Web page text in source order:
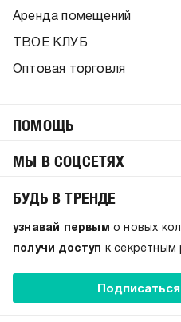
Аренда помещений
ТВОЕ КЛУБ
Оптовая торговля
ПОМОЩЬ
МЫ В СОЦСЕТЯХ
БУДЬ В ТРЕНДЕ
узнавай первым о новых
получи доступ к